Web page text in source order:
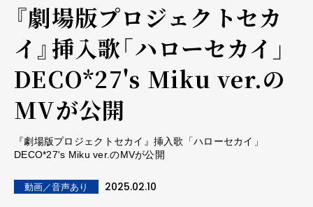
『劇場版プロジェクトセカ
イ』挿入歌「ハローセカイ」
DECO*27's Miku ver.の
MVが公開
『劇場版プロジェクトセカイ』挿入歌「ハローセカイ」
DECO*27's Miku ver.のMVが公開
動画／音声あり 2025.02.10